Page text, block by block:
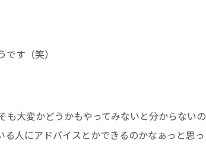
す（笑）
大変かどうかもやってみないと分からないの
人にアドバイスとかできるのかなぁっと思っ